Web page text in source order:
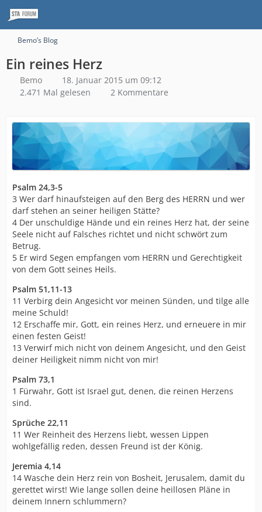
Bemo’s Blog
Ein reines Herz
Bemo
18. Januar 2015 um 09:12
2.471 Mal gelesen
2 Kommentare
Psalm 24,3-5
3 Wer darf hinaufsteigen auf den Berg des HERRN und wer
darf stehen an seiner heiligen Stätte?
4 Der unschuldige Hände und ein reines Herz hat, der seine
Seele nicht auf Falsches richtet und nicht schwört zum
Betrug.
5 Er wird Segen empfangen vom HERRN und Gerechtigkeit
von dem Gott seines Heils.
Psalm 51,11-13
11 Verbirg dein Angesicht vor meinen Sünden, und tilge alle
meine Schuld!
12 Erschaffe mir, Gott, ein reines Herz, und erneuere in mir
einen festen Geist!
13 Verwirf mich nicht von deinem Angesicht, und den Geist
deiner Heiligkeit nimm nicht von mir!
Psalm 73,1
1 Fürwahr, Gott ist Israel gut, denen, die reinen Herzens
sind.
Sprüche 22,11
11 Wer Reinheit des Herzens liebt, wessen Lippen
wohlgefällig reden, dessen Freund ist der König.
Jeremia 4,14
14 Wasche dein Herz rein von Bosheit, Jerusalem, damit du
gerettet wirst! Wie lange sollen deine heillosen Pläne in
deinem Innern schlummern?